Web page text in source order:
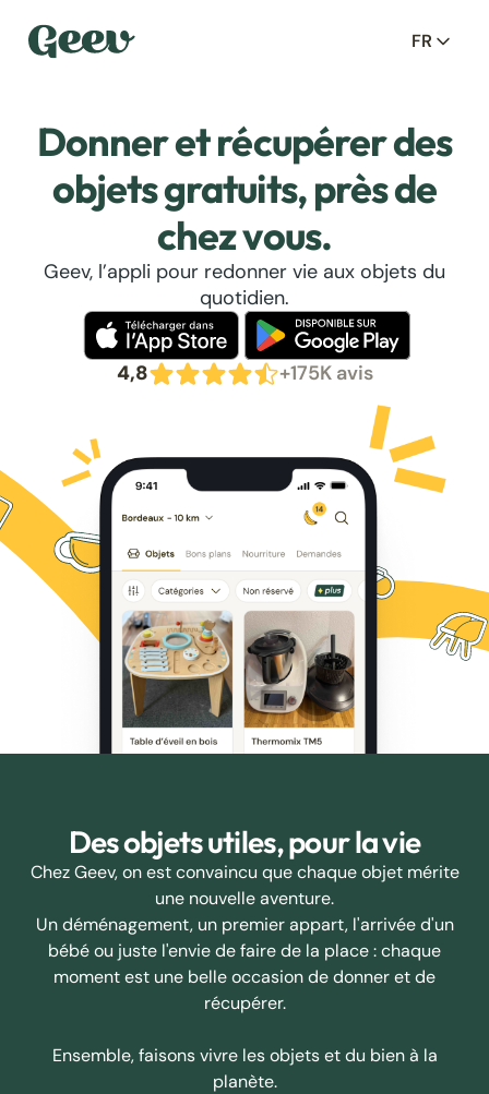
FR
Donner et récupérer des
objets gratuits, près de
chez vous.
Geev, l’appli pour redonner vie aux objets du
quotidien.
4,8 +175K avis
Des objets utiles, pour la vie
Chez Geev, on est convaincu que chaque objet mérite
une nouvelle aventure.
Un déménagement, un premier appart, l'arrivée d'un
bébé ou juste l'envie de faire de la place : chaque
moment est une belle occasion de donner et de
récupérer.
Ensemble, faisons vivre les objets et du bien à la
planète.